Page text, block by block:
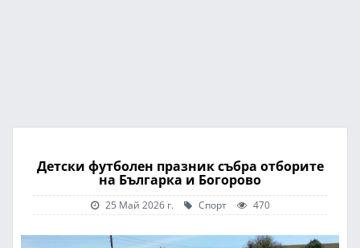
Детски футболен празник събра отборите
на Българка и Богорово
25 Май 2026 г. Спорт 470